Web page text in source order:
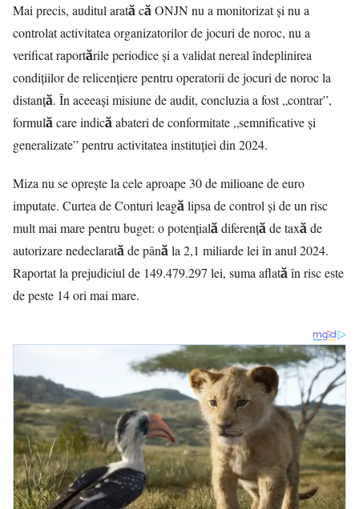
Mai precis, auditul arată că ONJN nu a monitorizat și nu a
controlat activitatea organizatorilor de jocuri de noroc, nu a
verificat raportările periodice și a validat nereal îndeplinirea
condițiilor de relicențiere pentru operatorii de jocuri de noroc la
distanță. În aceeași misiune de audit, concluzia a fost „contrar”,
formulă care indică abateri de conformitate „semnificative și
generalizate” pentru activitatea instituției din 2024.
Miza nu se oprește la cele aproape 30 de milioane de euro
imputate. Curtea de Conturi leagă lipsa de control și de un risc
mult mai mare pentru buget: o potențială diferență de taxă de
autorizare nedeclarată de până la 2,1 miliarde lei în anul 2024.
Raportat la prejudiciul de 149.479.297 lei, suma aflată în risc este
de peste 14 ori mai mare.